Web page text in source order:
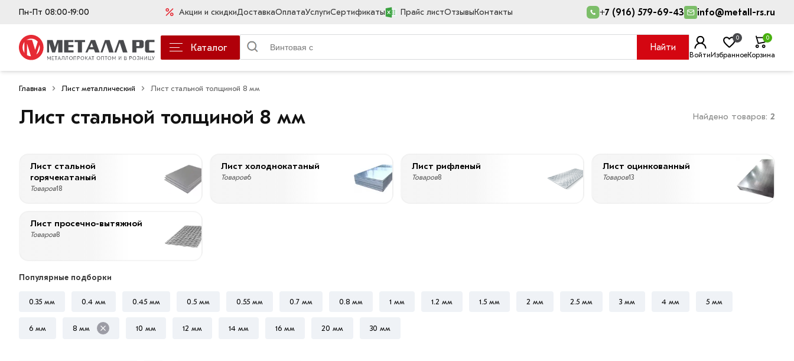
Пн-Пт 08:00-19:00 Акции и скидкиДоставкаОплатаУслугиСертификаты Прайс листОтзывыКонтакты +7 (916) 579-69-43 info@metall-rs.ru
Каталог Найти
ВойтиИзбранное
0
Корзина
0
Главная Лист металлический Лист стальной толщиной 8 мм
Лист стальной толщиной 8 мм Найдено товаров: 2
Лист стальной
горячекатаный
Товаров18
Лист холоднокатаный
Товаров6
Лист рифленый
Товаров8
Лист оцинкованный
Товаров13
Лист просечно-вытяжной
Товаров8
Популярные подборки
0.35 мм 0.4 мм 0.45 мм 0.5 мм 0.55 мм 0.7 мм 0.8 мм 1 мм 1.2 мм 1.5 мм 2 мм 2.5 мм 3 мм 4 мм 5 мм
6 мм 8 мм 10 мм 12 мм 14 мм 16 мм 20 мм 30 мм